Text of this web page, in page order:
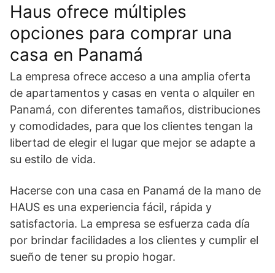
Haus ofrece múltiples
opciones para comprar una
casa en Panamá
La empresa ofrece acceso a una amplia oferta
de apartamentos y casas en venta o alquiler en
Panamá, con diferentes tamaños, distribuciones
y comodidades, para que los clientes tengan la
libertad de elegir el lugar que mejor se adapte a
su estilo de vida.
Hacerse con una casa en Panamá de la mano de
HAUS es una experiencia fácil, rápida y
satisfactoria. La empresa se esfuerza cada día
por brindar facilidades a los clientes y cumplir el
sueño de tener su propio hogar.